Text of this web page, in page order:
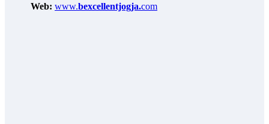
Web: www.bexcellentjogja.com